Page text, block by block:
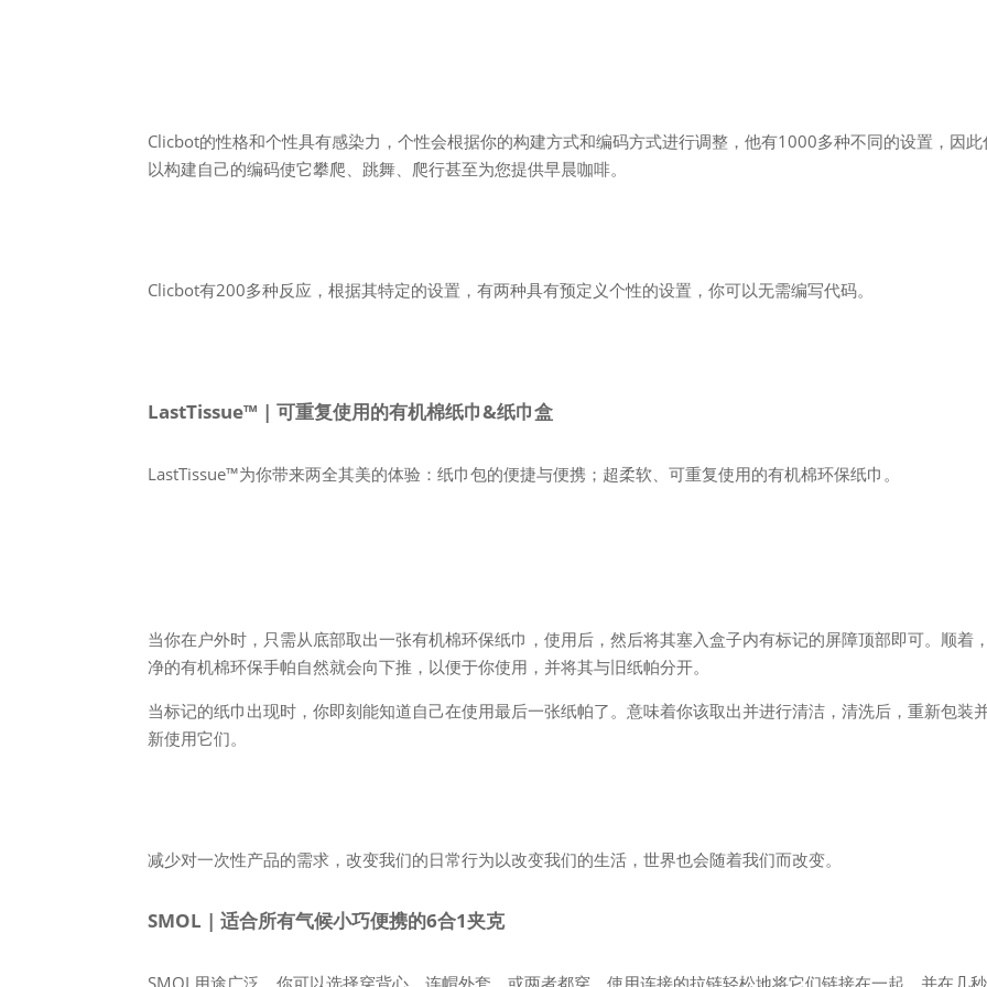
Clicbot的性格和个性具有感染力，个性会根据你的构建方式和编码方式进行调整，他有1000多种不同的设置，因
以构建自己的编码使它攀爬、跳舞、爬行甚至为您提供早晨咖啡。
Clicbot有200多种反应，根据其特定的设置，有两种具有预定义个性的设置，你可以无需编写代码。
LastTissue™ | 可重复使用的有机棉纸巾&纸巾盒
LastTissue™为你带来两全其美的体验：纸巾包的便捷与便携；超柔软、可重复使用的有机棉环保纸巾。
当你在户外时，只需从底部取出一张有机棉环保纸巾，使用后，然后将其塞入盒子内有标记的屏障顶部即可。顺着
净的有机棉环保手帕自然就会向下推，以便于你使用，并将其与旧纸帕分开。
当标记的纸巾出现时，你即刻能知道自己在使用最后一张纸帕了。意味着你该取出并进行清洁，清洗后，重新包装
新使用它们。
减少对一次性产品的需求，改变我们的日常行为以改变我们的生活，世界也会随着我们而改变。
SMOL | 适合所有气候小巧便携的6合1夹克
SMOL用途广泛，你可以选择穿背心、连帽外套，或两者都穿。使用连接的拉链轻松地将它们链接在一起，并在几